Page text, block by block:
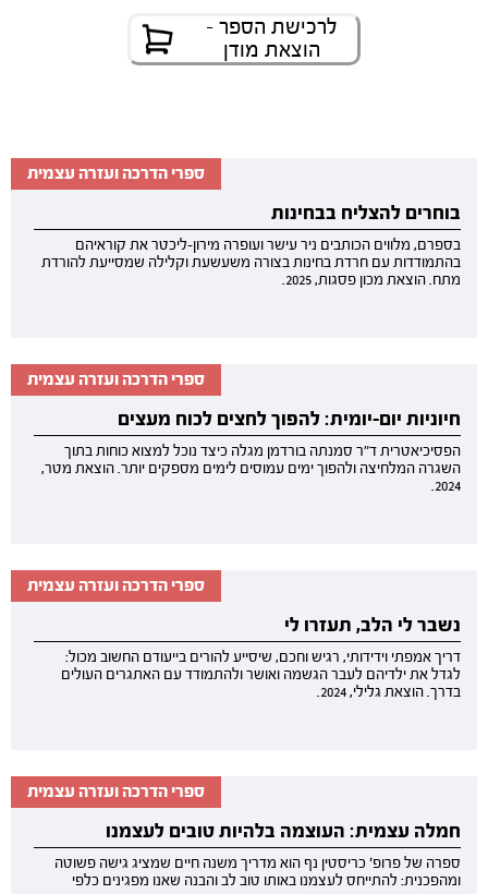
לרכישת הספר -
הוצאת מודן
ספרי הדרכה ועזרה עצמית
בוחרים להצליח בבחינות
בספרם, מלווים הכותבים ניר עישר ועופרה מירון-ליכטר את קוראיהם
בהתמודדות עם חרדת בחינות בצורה משעשעת וקלילה שמסייעת להורדת
מתח. הוצאת מכון פסגות, 2025.
ספרי הדרכה ועזרה עצמית
חיוניות יום-יומית: להפוך לחצים לכוח מעצים
הפסיכיאטרית ד"ר סמנתה בורדמן מגלה כיצד נוכל למצוא כוחות בתוך
השגרה המלחיצה ולהפוך ימים עמוסים לימים מספקים יותר. הוצאת מטר,
2024.
ספרי הדרכה ועזרה עצמית
נשבר לי הלב, תעזרו לי
דריך אמפתי וידידותי, רגיש וחכם, שיסייע להורים בייעודם החשוב מכול:
לגדל את ילדיהם לעבר הגשמה ואושר ולהתמודד עם האתגרים העולים
בדרך. הוצאת גלילי, 2024.
ספרי הדרכה ועזרה עצמית
חמלה עצמית: העוצמה בלהיות טובים לעצמנו
ספרה של פרופ׳ כריסטין נף הוא מדריך משנה חיים שמציג גישה פשוטה
ומהפכנית: להתייחס לעצמנו באותו טוב לב והבנה שאנו מפגינים כלפי